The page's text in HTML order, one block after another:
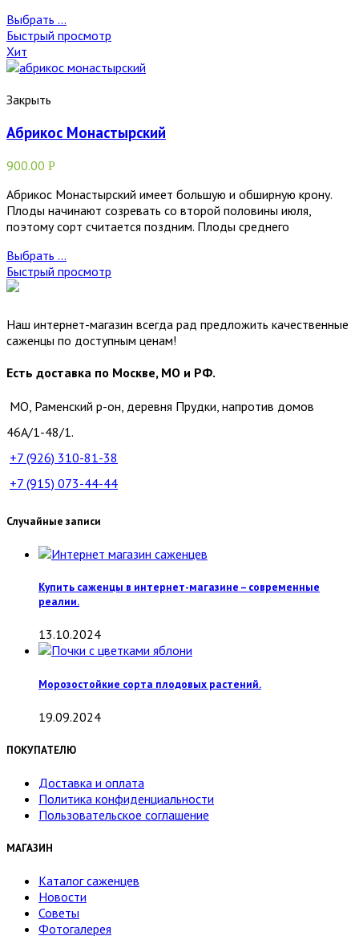
Выбрать ...
Быстрый просмотр
Хит
Закрыть
Абрикос Монастырский
900.00 Р
Абрикос Монастырский имеет большую и обширную крону.
Плоды начинают созревать со второй половины июля,
поэтому сорт считается поздним. Плоды среднего
Выбрать ...
Быстрый просмотр
Наш интернет-магазин всегда рад предложить качественные
саженцы по доступным ценам!
Есть доставка по Москве, МО и РФ.
МО, Раменский р-он, деревня Прудки, напротив домов
46А/1-48/1.
+7 (926) 310-81-38
+7 (915) 073-44-44
Случайные записи
Купить саженцы в интернет-магазине – современные
реалии.
13.10.2024
Морозостойкие сорта плодовых растений.
19.09.2024
ПОКУПАТЕЛЮ
Доставка и оплата
Политика конфиденциальности
Пользовательское соглашение
МАГАЗИН
Каталог саженцев
Новости
Советы
Фотогалерея